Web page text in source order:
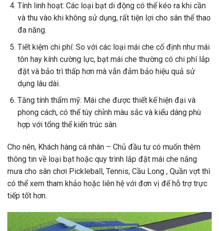
Tính linh hoạt: Các loại bạt di động có thể kéo ra khi cần
và thu vào khi không sử dụng, rất tiện lợi cho sân thể thao
đa năng.
Tiết kiệm chi phí: So với các loại mái che cố định như mái
tôn hay kính cường lực, bạt mái che thường có chi phí lắp
đặt và bảo trì thấp hơn mà vẫn đảm bảo hiệu quả sử
dụng lâu dài.
Tăng tính thẩm mỹ: Mái che được thiết kế hiện đại và
phong cách, có thể tùy chỉnh màu sắc và kiểu dáng phù
hợp với tổng thể kiến trúc sân.
Cho nên, Khách hàng cá nhân – Chủ đầu tư có muốn thêm
thông tin về loại bạt hoặc quy trình lắp đặt mái che nắng
mưa cho sân chơi Pickleball, Tennis, Cầu Long , Quần vợt thì
có thể xem tham khảo hoặc liên hệ với đơn vị để hỗ trợ trực
tiếp tốt hơn.